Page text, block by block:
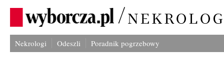
Nekrologi Odeszli Poradnik pogrzebowy